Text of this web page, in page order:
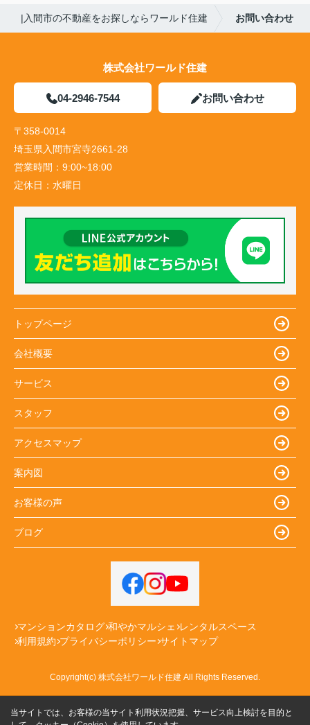
|入間市の不動産をお探しならワールド住建 お問い合わせ
株式会社ワールド住建
04-2946-7544 お問い合わせ
〒358-0014
埼玉県入間市宮寺2661-28
営業時間： 9:00~18:00
定休日： 水曜日
トップページ
会社概要
サービス
スタッフ
アクセスマップ
案内図
お客様の声
ブログ
マンションカタログ 和やかマルシェ レンタルスペース
利用規約 プライバシーポリシー サイトマップ
Copyright(c) 株式会社ワールド住建 All Rights Reserved.
当サイトでは、お客様の当サイト利用状況把握、サービス向上検討を目的と